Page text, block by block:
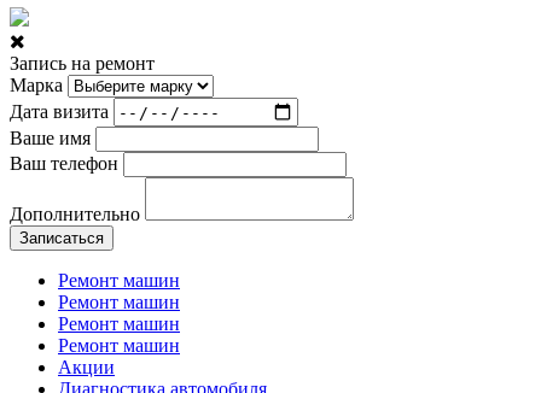
Запись на ремонт
Марка
Дата визита
Ваше имя
Ваш телефон
Дополнительно
Записаться
Ремонт машин
Ремонт машин
Ремонт машин
Ремонт машин
Акции
Диагностика автомобиля